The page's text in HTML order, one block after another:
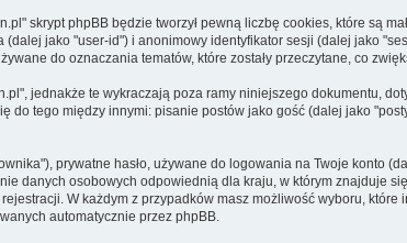
skrypt phpBB będzie tworzył pewną liczbę cookies, które są
jako "user-id") i anonimowy identyfikator sesji (dalej jako
do oznaczania tematów, które zostały przeczytane, co
jednakże te wykraczają poza ramy niniejszego dokumentu,
do tego między innymi: pisanie postów jako gość (dalej jako
prywatne hasło, używane do logowania na Twoje konto
danych osobowych odpowiednią dla kraju, w którym znajduje
W każdym z przypadków masz możliwość wyboru,
automatycznie przez phpBB.